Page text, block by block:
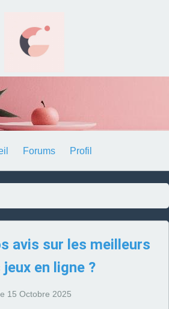
Forums Profil
avis sur les meilleurs
en ligne ?
15 Octobre 2025